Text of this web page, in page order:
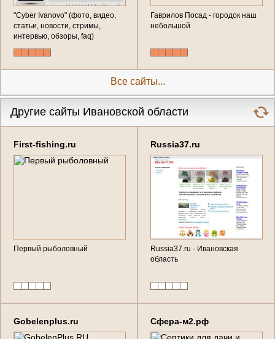
"Cyber Іvanovo" (фото, видео,
статьи, новости, стримы,
интервью, обзоры, faq)
Гаврилов Посад - городок наш
небольшой
Все сайты...
Другие сайты Ивановской области
First-fishing.ru
Первый рыболовный
Russia37.ru
Russia37.ru - Ивановская
область
Gobelenplus.ru Сфера-м2.рф